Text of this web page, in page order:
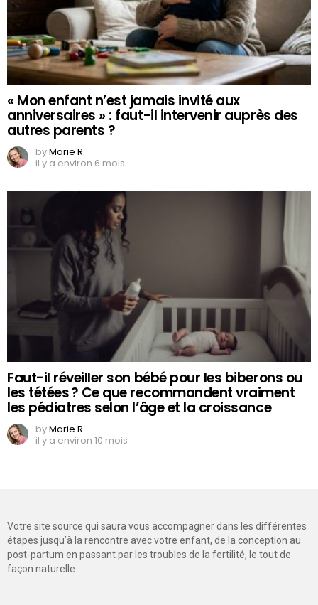
« Mon enfant n’est jamais invité aux
anniversaires » : faut-il intervenir auprès des
autres parents ?
byMarie R.
il y a environ 6 mois
Faut-il réveiller son bébé pour les biberons ou
les tétées ? Ce que recommandent vraiment
les pédiatres selon l’âge et la croissance
byMarie R.
il y a environ 10 mois
Votre site source qui saura vous accompagner dans les différentes
étapes jusqu’à la rencontre avec votre enfant, de la conception au
post-partum en passant par les troubles de la fertilité, le tout de
façon naturelle.